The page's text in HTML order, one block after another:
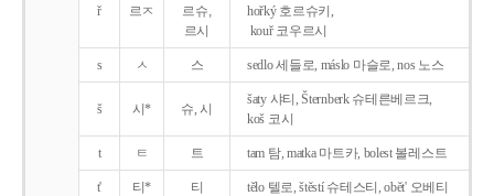
ř 르ㅈ
르슈,
르시
hořký 호르슈키,
kouř 코우르시
s ㅅ 스 sedlo 세들로, máslo 마슬로, nos 노스
š 시* 슈, 시
šaty 샤티, Šternberk 슈테른베르크,
koš 코시
t ㅌ 트 tam 탐, matka 마트카, bolest 볼레스트
t' 티* 티 tělo 텔로, štěstí 슈테스티, obět' 오베티